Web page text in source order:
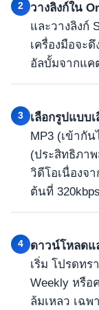
2 วางลิงก์ใน
และวางลิงก์
เครื่องมือจะ
อัลบั้มจากแค
3 เลือกรูปแบบเ
MP3 (เข้ากั
(ประสิทธิภาพ
วิดีโอเนื่องจา
ต้นที่
4 ดาวน์โหลดแ
เริ่ม โปรดทร
Weekly หรือ
ล้มเหลว เฉ